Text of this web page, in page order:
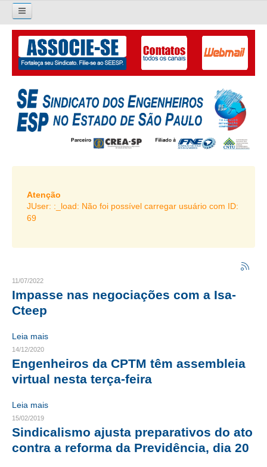
Pesquisar...
O SINDICATO
APRESENTAÇÃO
PALAVRA DO PRESIDENTE
DIRETORIA
LIVRO GESTÃO 2026-2029
SUBSEDES SINDICAIS
CONSELHO TECNOLÓGICO
HISTÓRICO E ATUAÇÃO
COMPOSIÇÃO
CONSELHOS ASSESSORES
PERSONALIDADES DA TECNOLOGIA
NÚCLEO DA MULHER ENGENHEIRA
Atenção
JUser: :_load: Não foi possível carregar usuário com ID:
69
11/07/2022
Impasse nas negociações com a Isa-
Cteep
Leia mais
14/12/2020
Engenheiros da CPTM têm assembleia
virtual nesta terça-feira
Leia mais
15/02/2019
Sindicalismo ajusta preparativos do ato
contra a reforma da Previdência, dia 20